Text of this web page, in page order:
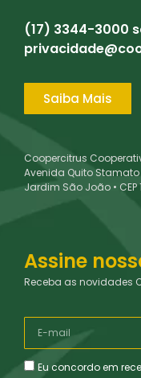
(17) 3344-3000
Saiba Mais
Coopercitrus
Avenida Quito Stamato
Jardim São João •
Assine
Receba as novidades
Eu concordo em